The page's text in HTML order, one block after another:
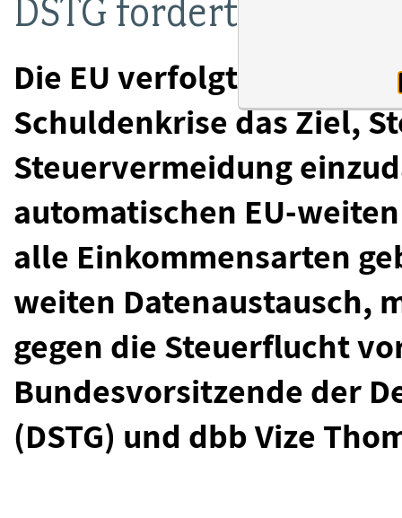
DSTG fordert
Die EU verfolgt
Schuldenkrise das Ziel,
Steuervermeidung
automatischen EU-
alle Einkommensarten
weiten Datenaustausch,
gegen die Steuerflucht
Bundesvorsitzende der
(DSTG) und dbb Vize